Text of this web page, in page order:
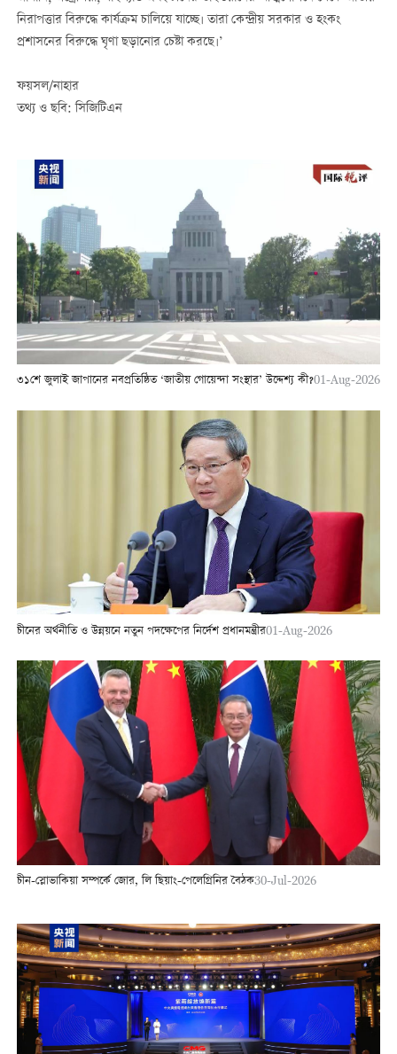
নিরাপত্তার বিরুদ্ধে কার্যক্রম চালিয়ে যাচ্ছে। তারা কেন্দ্রীয় সরকার ও হংকং
প্রশাসনের বিরুদ্ধে ঘৃণা ছড়ানোর চেষ্টা করছে।’
ফয়সল/নাহার
তথ্য ও ছবি: সিজিটিএন
৩১শে জুলাই জাপানের নবপ্রতিষ্ঠিত ‘জাতীয় গোয়েন্দা সংস্থার’ উদ্দেশ্য কী?01-Aug-2026
চীনের অর্থনীতি ও উন্নয়নে নতুন পদক্ষেপের নির্দেশ প্রধানমন্ত্রীর01-Aug-2026
চীন-স্লোভাকিয়া সম্পর্কে জোর, লি ছিয়াং-পেলেগ্রিনির বৈঠক30-Jul-2026